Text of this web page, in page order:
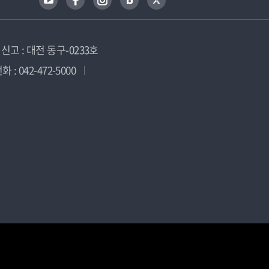
고 : 대전 동구-0233호
: 042-472-5000